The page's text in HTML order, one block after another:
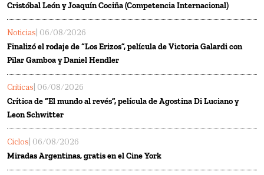
Cristóbal León y Joaquín Cociña (Competencia Internacional)
Noticias | 06/08/2026
Finalizó el rodaje de “Los Erizos”, película de Victoria Galardi con
Pilar Gamboa y Daniel Hendler
Críticas | 06/08/2026
Crítica de “El mundo al revés”, película de Agostina Di Luciano y
Leon Schwitter
Ciclos | 06/08/2026
Miradas Argentinas, gratis en el Cine York